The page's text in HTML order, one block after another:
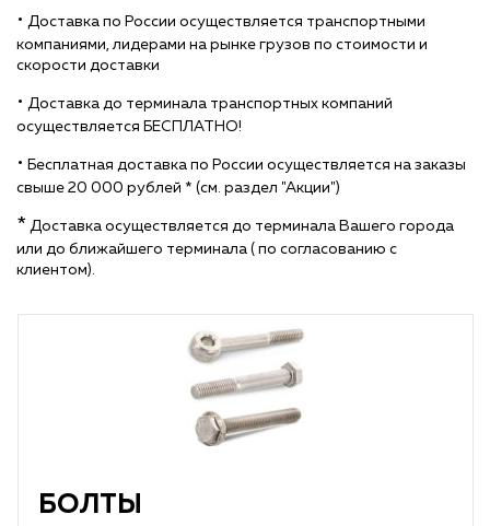
• Доставка по России осуществляется транспортными
компаниями, лидерами на рынке грузов по стоимости и
скорости доставки
• Доставка до терминала транспортных компаний
осуществляется БЕСПЛАТНО!
• Бесплатная доставка по России осуществляется на заказы
свыше 20 000 рублей * (см. раздел "Акции")
* Доставка осуществляется до терминала Вашего города
или до ближайшего терминала ( по согласованию с
клиентом).
БОЛТЫ